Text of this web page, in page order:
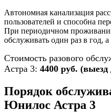
Автономная канализация
пользователей и способна
При периодичном
обслуживать один раз в год,
Стоимость разового
Астра 3: 4400 руб.
Порядок
Юнилос Астра 3